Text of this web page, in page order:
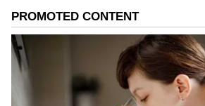
ಕೊಪ್ಪಳ ರಾಷ್ಟ್ರೀಯ ಹೆದ್ದಾರಿ 63ರಲ್ಲಿ ಭೀಕರ
ಅಪಘಾತದಲ್ಲಿ ಮೂವರು ಸ್ಥಳದಲ್ಲೇ ಸಾವು,
ಗಾಯ
ಕೊಪ್ಪಳ: ಚಿನ್ನದ ವ್ಯಾಪಾರಿಯ ಇಡೀ ಕುಟುಂಬ
ಸರ್ವನಾಶ, ಸಾಮೂಹಿಕವಾಗಿ ಸಾವಿಗೆ ಶರಣು!